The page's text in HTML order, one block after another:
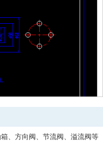
、方向阀、节流阀、溢流阀等